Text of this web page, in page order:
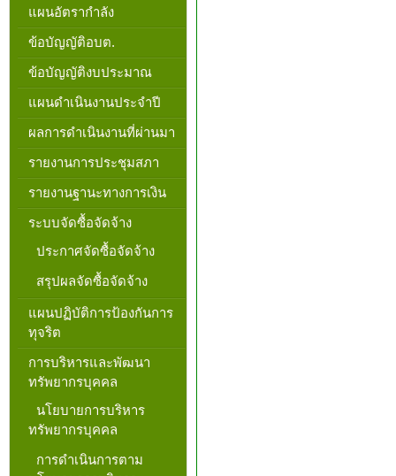
แผนอัตรากำลัง
ข้อบัญญัติอบต.
ข้อบัญญัติงบประมาณ
แผนดำเนินงานประจำปี
ผลการดำเนินงานที่ผ่านมา
รายงานการประชุมสภา
รายงานฐานะทางการเงิน
ระบบจัดซื้อจัดจ้าง
ประกาศจัดซื้อจัดจ้าง
สรุปผลจัดซื้อจัดจ้าง
แผนปฏิบัติการป้องกันการ
ทุจริต
การบริหารและพัฒนา
ทรัพยากรบุคคล
นโยบายการบริหาร
ทรัพยากรบุคคล
การดำเนินการตาม